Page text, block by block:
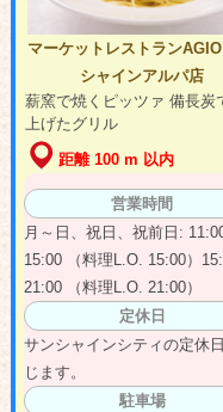
マーケットレストラン
シャインアルパ店
薪窯で焼くピッツァ 備長炭
上げたグリル
距離 100 m 以内
営業時間
月～日、祝日、祝前日:
15:00 （料理L.O. 15:00）
21:00 （料理L.O. 21:00）
定休日
サンシャインシティの定休
じます。
駐車場